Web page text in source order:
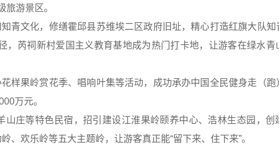
旅游景区。
青文化，修缮霍邱县苏维埃二区政府旧址，精心打造红旗大队知
芮祠新村爱国主义教育基地成为热门打卡地，让游客在绿水青
样果岭赏花季、唱响叶集等活动，成功承办中国全民健身走（跑
万元。
庄等特色民宿，招引建设江淮果岭颐养中心、浩林生态园，创
欢乐岭等五大主题岭，让游客真正能“留下来、住下来”。